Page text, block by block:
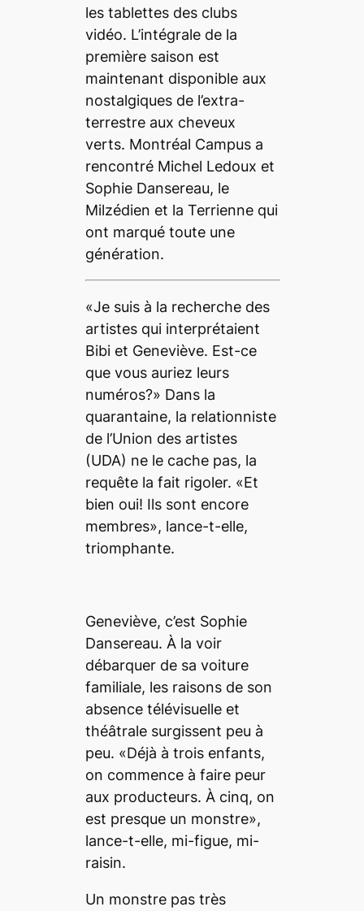
les tablettes des clubs
vidéo. L’intégrale de la
première saison est
maintenant disponible aux
nostalgiques de l’extra-
terrestre aux cheveux
verts. Montréal Campus a
rencontré Michel Ledoux et
Sophie Dansereau, le
Milzédien et la Terrienne qui
ont marqué toute une
génération.
«Je suis à la recherche des
artistes qui interprétaient
Bibi et Geneviève. Est-ce
que vous auriez leurs
numéros?» Dans la
quarantaine, la relationniste
de l’Union des artistes
(UDA) ne le cache pas, la
requête la fait rigoler. «Et
bien oui! Ils sont encore
membres», lance-t-elle,
triomphante.
Geneviève, c’est Sophie
Dansereau. À la voir
débarquer de sa voiture
familiale, les raisons de son
absence télévisuelle et
théâtrale surgissent peu à
peu. «Déjà à trois enfants,
on commence à faire peur
aux producteurs. À cinq, on
est presque un monstre»,
lance-t-elle, mi-figue, mi-
raisin.
Un monstre pas très